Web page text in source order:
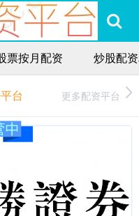
票按月配资 炒股配
台 更多配资平台